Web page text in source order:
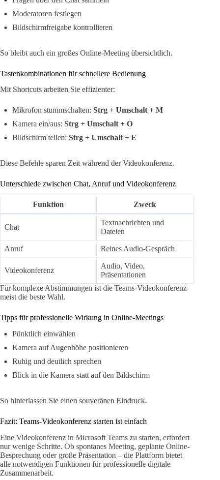
Moderatoren festlegen
Bildschirmfreigabe kontrollieren
So bleibt auch ein großes Online-Meeting übersichtlich.
Tastenkombinationen für schnellere Bedienung
Mit Shortcuts arbeiten Sie effizienter:
Mikrofon stummschalten: Strg + Umschalt + M
Kamera ein/aus: Strg + Umschalt + O
Bildschirm teilen: Strg + Umschalt + E
Diese Befehle sparen Zeit während der Videokonferenz.
Unterschiede zwischen Chat, Anruf und Videokonferenz
Funktion Zweck
Chat
Textnachrichten und
Dateien
Anruf Reines Audio-Gespräch
Videokonferenz
Audio, Video,
Präsentationen
Für komplexe Abstimmungen ist die Teams-Videokonferenz
meist die beste Wahl.
Tipps für professionelle Wirkung in Online-Meetings
Pünktlich einwählen
Kamera auf Augenhöhe positionieren
Ruhig und deutlich sprechen
Blick in die Kamera statt auf den Bildschirm
So hinterlassen Sie einen souveränen Eindruck.
Fazit: Teams-Videokonferenz starten ist einfach
Eine Videokonferenz in Microsoft Teams zu starten, erfordert
nur wenige Schritte. Ob spontanes Meeting, geplante Online-
Besprechung oder große Präsentation – die Plattform bietet
alle notwendigen Funktionen für professionelle digitale
Zusammenarbeit.